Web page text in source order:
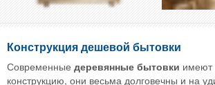
Конструкция дешевой бытовки
Современные деревянные бытовки имеют
конструкцию, они весьма долговечны и на